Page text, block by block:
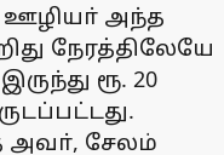
ஊழியா் அந்த
நேரத்திலேயே
ரூ. 20
அவா், சேலம்